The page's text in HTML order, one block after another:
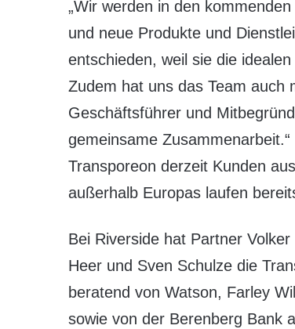
„Wir werden in den
und neue Produkte und
entschieden, weil sie die
Zudem hat uns das Team auch
Geschäftsführer und
gemeinsame
Transporeon derzeit Kunden
außerhalb Europas laufen
Bei Riverside hat Partner
Heer und Sven Schulze die
beratend von Watson, Farley
sowie von der Berenberg Bank